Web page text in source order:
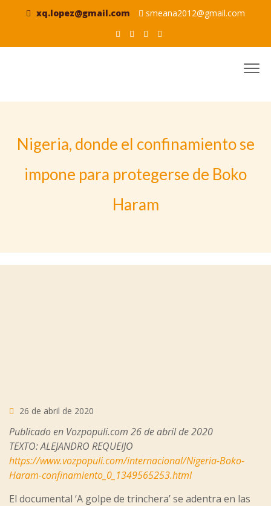
xq.lopez@gmail.com smeana2012@gmail.com
Nigeria, donde el confinamiento se
impone para protegerse de Boko
Haram
26 de abril de 2020
Publicado en Vozpopuli.com 26 de abril de 2020
TEXTO: ALEJANDRO REQUEIJO
https://www.vozpopuli.com/internacional/Nigeria-Boko-
Haram-confinamiento_0_1349565253.html
El documental ‘A golpe de trinchera’ se adentra en las